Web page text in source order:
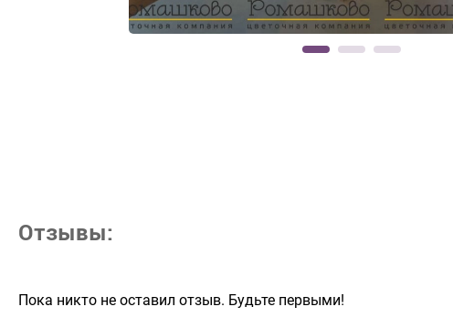
Отзывы:
Пока никто не оставил отзыв. Будьте первыми!